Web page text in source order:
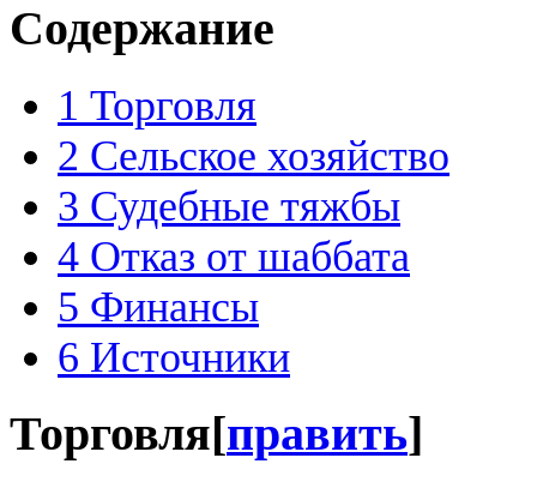
Содержание
1 Торговля
2 Сельское хозяйство
3 Судебные тяжбы
4 Отказ от шаббата
5 Финансы
6 Источники
Торговля[править]